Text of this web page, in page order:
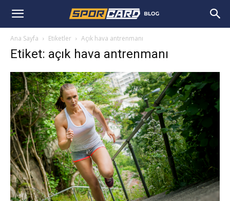
Ana Sayfa Etiketler Açık hava antrenmanı
Etiket: açık hava antrenmanı